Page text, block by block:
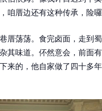
咱厝边还有这种传承，险
厝荡荡。食完卤面，走到
其味道。伓然意会，前面
来的，他自家做了四十多